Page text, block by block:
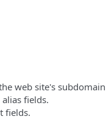
web site's
fields.
fields.